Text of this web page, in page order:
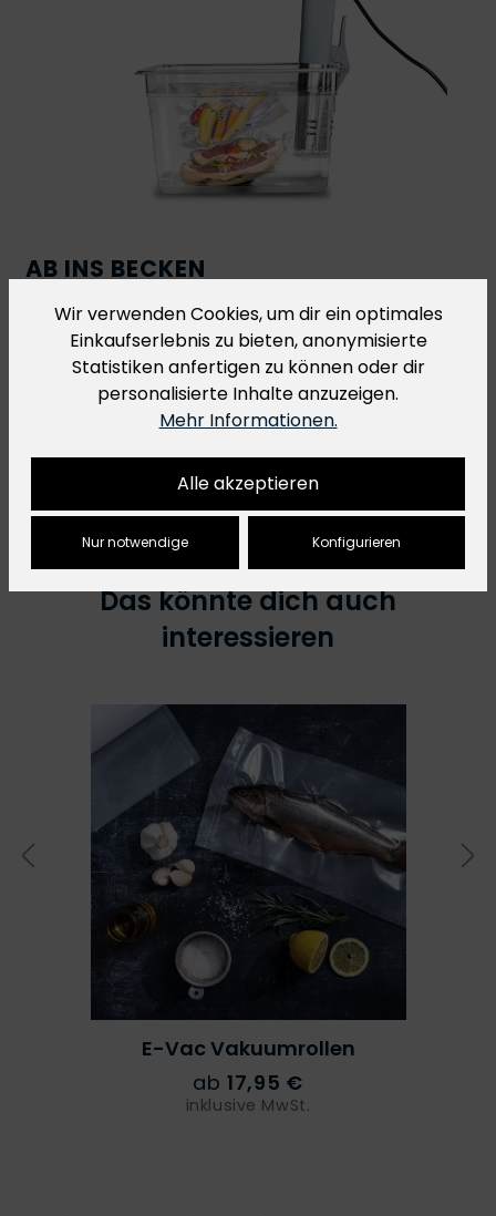
AB INS BECKEN
GEEIGNET FÜR SOUS-VIDE
R-Vac Vakuumbeutel eignen sich perfekt für die
Sous-Vide Küche. Bei Sous-Vide Gerichten, die bei
einer Temperatur von über 70 °C für mehr als 2
Stunden gegart werden, empfehlen wir dir
Das könnte dich auch
interessieren
E-Vac Vakuumrollen
ab17,95 €
inklusive MwSt.
Wir verwenden Cookies, um dir ein optimales
Einkaufserlebnis zu bieten, anonymisierte
Statistiken anfertigen zu können oder dir
personalisierte Inhalte anzuzeigen.
Mehr Informationen.
Alle akzeptieren
Nur notwendige Konfigurieren